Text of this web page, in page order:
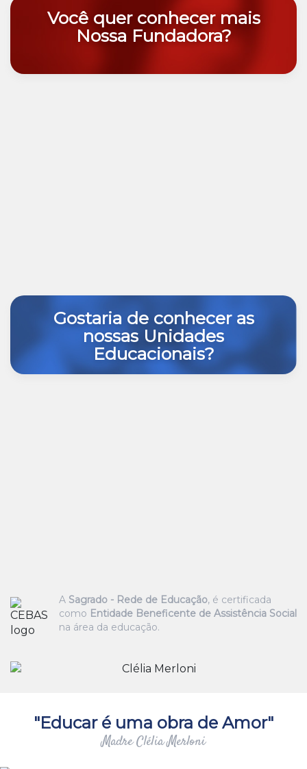
Você quer conhecer mais
Nossa Fundadora?
Gostaria de conhecer as
nossas Unidades
Educacionais?
A Sagrado - Rede de Educação, é certificada
como Entidade Beneficente de Assistência Social
na área da educação.
"Educar é uma obra de Amor"
Madre Clélia Merloni